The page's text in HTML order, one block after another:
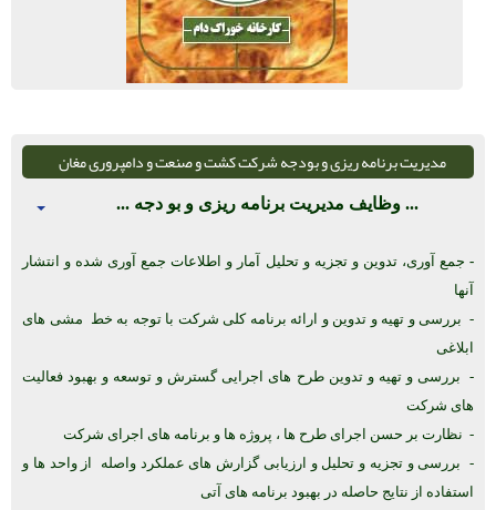
مدیریت برنامه ریزی و بودجه شرکت کشت و صنعت و دامپروری مغان
... وظایف مدیریت برنامه ریزی و بو دجه ...
- جمع آوری، تدوین و تجزیه و تحلیل آمار و اطلاعات جمع آوری شده و انتشار
آنها
- بررسی و تهیه و تدوین و ارائه برنامه کلی شرکت با توجه به خط مشی های
ابلاغی
- بررسی و تهیه و تدوین طرح های اجرایی گسترش و توسعه و بهبود فعالیت
های شرکت
- نظارت بر حسن اجرای طرح ها ، پروژه ها و برنامه های اجرای شرکت
- بررسی و تجزیه و تحلیل و ارزیابی گزارش های عملکرد واصله از واحد ها و
استفاده از نتایج حاصله در بهبود برنامه های آتی